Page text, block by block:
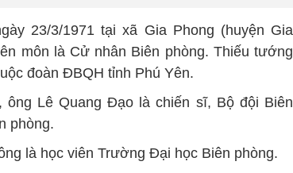
23/3/1971 tại xã Gia Phong (huyện Gia
môn là Cử nhân Biên phòng. Thiếu tướng
đoàn ĐBQH tỉnh Phú Yên.
ông Lê Quang Đạo là chiến sĩ, Bộ đội Biên
phòng.
là học viên Trường Đại học Biên phòng.